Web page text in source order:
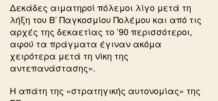
Δεκάδες αιματηροί πόλεμοι λίγο μετά τη
λήξη του Β’ Παγκοσμίου Πολέμου και από τις
αρχές της δεκαετίας το ’90 περισσότεροι,
αφού τα πράγματα έγιναν ακόμα
χειρότερα μετά τη νίκη της
αντεπανάστασης».
Η απάτη της «στρατηγικής αυτονομίας» της